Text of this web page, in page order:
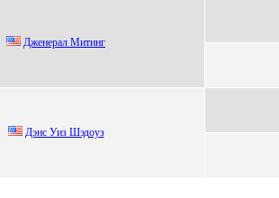
Джeнepaл Митинг
Дэнc Уиз Шэдоуз